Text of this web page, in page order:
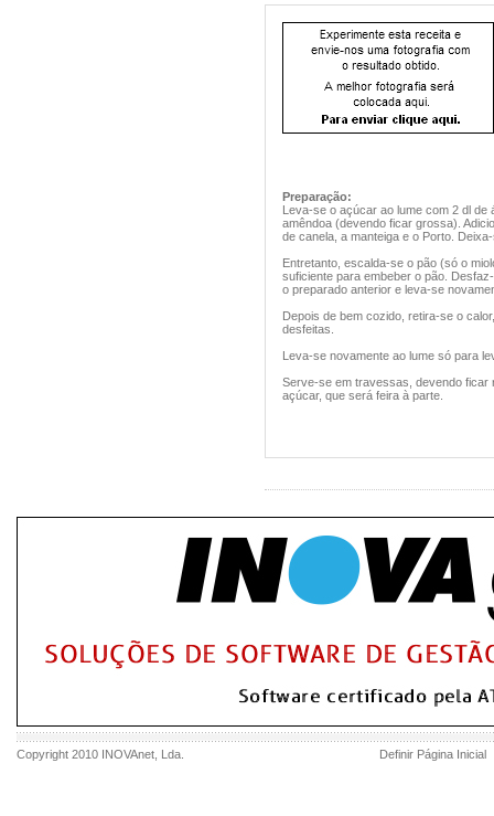
Preparação:
Leva-se o açúcar ao lume com 2 dl
amêndoa (devendo ficar grossa).
de canela, a manteiga e o Porto.
Entretanto, escalda-se o pão (só o
suficiente para embeber o pão.
o preparado anterior e leva-se
Depois de bem cozido, retira-se o
desfeitas.
Leva-se novamente ao lume só para
Serve-se em travessas, devendo ficar
açúcar, que será feira à parte.
Copyright 2010 INOVAnet , Lda. Definir Página Inicial